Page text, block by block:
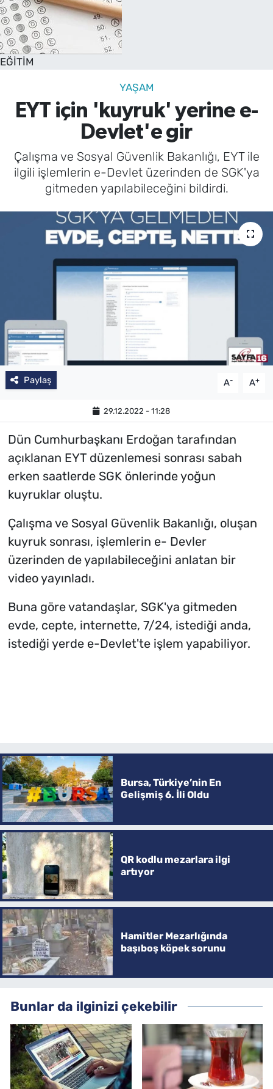
EĞİTİM
YAŞAM
EYT için 'kuyruk' yerine e-
Devlet'e gir
Çalışma ve Sosyal Güvenlik Bakanlığı, EYT ile
ilgili işlemlerin e-Devlet üzerinden de SGK'ya
gitmeden yapılabileceğini bildirdi.
Paylaş A- A+
29.12.2022 - 11:28
Dün Cumhurbaşkanı Erdoğan tarafından
açıklanan EYT düzenlemesi sonrası sabah
erken saatlerde SGK önlerinde yoğun
kuyruklar oluştu.
Çalışma ve Sosyal Güvenlik Bakanlığı, oluşan
kuyruk sonrası, işlemlerin e- Devler
üzerinden de yapılabileceğini anlatan bir
video yayınladı.
Buna göre vatandaşlar, SGK'ya gitmeden
evde, cepte, internette, 7/24, istediği anda,
istediği yerde e-Devlet'te işlem yapabiliyor.
Bursa, Türkiye’nin En
Gelişmiş 6. İli Oldu
QR kodlu mezarlara ilgi
artıyor
Hamitler Mezarlığında
başıboş köpek sorunu
Bunlar da ilginizi çekebilir